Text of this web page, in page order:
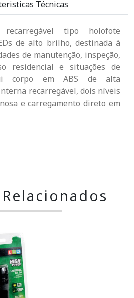
Técnicas
tipo holofote
de alto brilho, destinada à
de manutenção, inspeção,
residencial e situações de
corpo em ABS de alta
recarregável, dois níveis
e carregamento direto em